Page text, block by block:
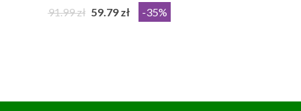
91.99 zł 59.79 zł -35%